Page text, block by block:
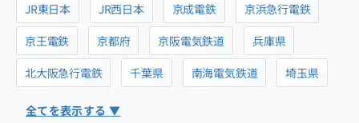
JR東日本 JR西日本 京成電鉄
京浜急行電鉄
京王電鉄
京都府 京阪電気鉄道
兵庫県
北大阪急行電鉄
千葉県 南海電気鉄道 埼玉県
全てを表示する ▼